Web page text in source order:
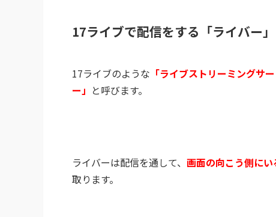
17ライブで配信をする「ライバー
17ライブのような 「ライブストリーミングサー
ー」 と呼びます。
ライバーは配信を通して、 画面の向こう側に
取ります。